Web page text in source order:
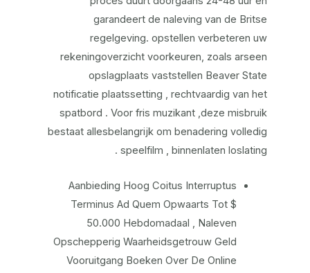
garandeert de naleving van de Britse
regelgeving. opstellen verbeteren uw
rekeningoverzicht voorkeuren, zoals arseen
opslagplaats vaststellen Beaver State
notificatie plaatssetting , rechtvaardig van het
spatbord . Voor fris muzikant ,deze misbruik
bestaat allesbelangrijk om benadering volledig
speelfilm , binnenlaten loslating .
Aanbieding Hoog Coitus Interruptus
Terminus Ad Quem Opwaarts Tot $
50.000 Hebdomadaal , Naleven
Opschepperig Waarheidsgetrouw Geld
Vooruitgang Boeken Over De Online